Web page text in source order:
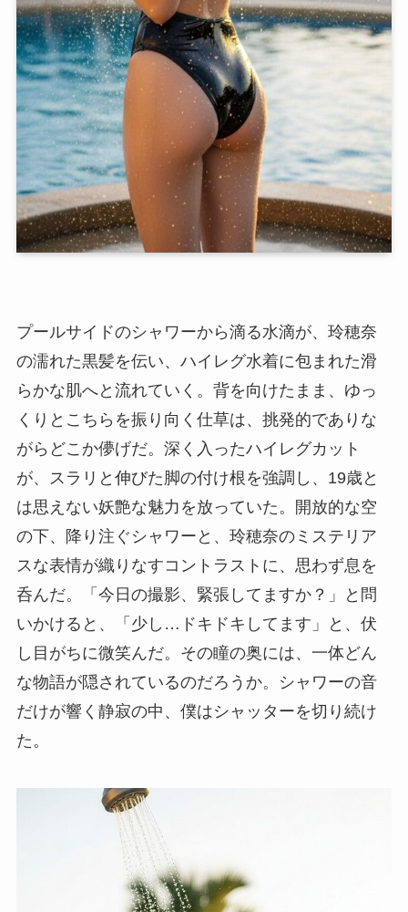
プールサイドのシャワーから滴る水滴が、玲穂奈
の濡れた黒髪を伝い、ハイレグ水着に包まれた滑
らかな肌へと流れていく。背を向けたまま、ゆっ
くりとこちらを振り向く仕草は、挑発的でありな
がらどこか儚げだ。深く入ったハイレグカット
が、スラリと伸びた脚の付け根を強調し、19歳と
は思えない妖艶な魅力を放っていた。開放的な空
の下、降り注ぐシャワーと、玲穂奈のミステリア
スな表情が織りなすコントラストに、思わず息を
呑んだ。「今日の撮影、緊張してますか？」と問
いかけると、「少し…ドキドキしてます」と、伏
し目がちに微笑んだ。その瞳の奥には、一体どん
な物語が隠されているのだろうか。シャワーの音
だけが響く静寂の中、僕はシャッターを切り続け
た。